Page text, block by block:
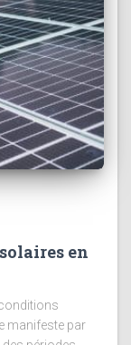
en
manifeste par